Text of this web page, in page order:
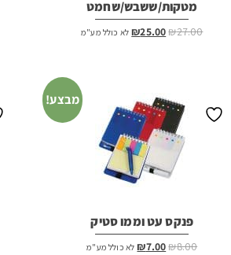
מטקות/ששבש/שחמט
₪27.00
המחיר₪25.00 המחיר
לא כולל מע"מ
מבצע!
פנקס עט וממו סטיק
₪8.00
המחיר
₪7.00 המחיר
לא כולל מע"מ